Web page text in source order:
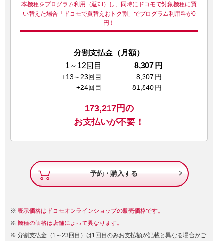
本機種をプログラム利用（返却）し、同時にドコモで対象機種に買
い替えた場合「ドコモで買替えおトク割」でプログラム利用料が0
円！
分割支払金（月額）
1～12回目
8,307 円
+13～23回目 8,307 円
+24回目
81,840 円
173,217円の
お支払いが不要！
予約・購入する 
表示価格はドコモオンラインショップの販売価格です。
機種の価格は店舗によって異なります。
分割支払金（1～23回目）は1回目のみお支払額が記載と異なる場合がご